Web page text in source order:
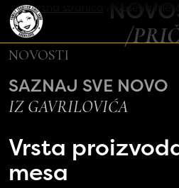
Skip to content
Main Navigation
Početna stranica
/
NOVOSTI
SAZNAJ SVE NOVO
IZ GAVRILOVIĆA
Vrsta
mesa